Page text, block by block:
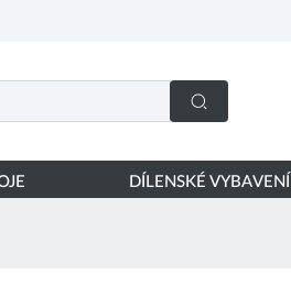
DÍLENSKÉ VYBAVENÍ